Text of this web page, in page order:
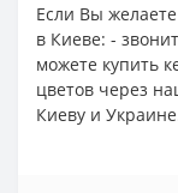
Если Вы
в Киеве: -
можете купить
цветов через
Киеву и